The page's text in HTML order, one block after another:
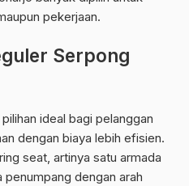
pekerjaan.
Serpong
ideal bagi pelanggan
dengan biaya lebih efisien.
seat, artinya satu armada
dengan arah